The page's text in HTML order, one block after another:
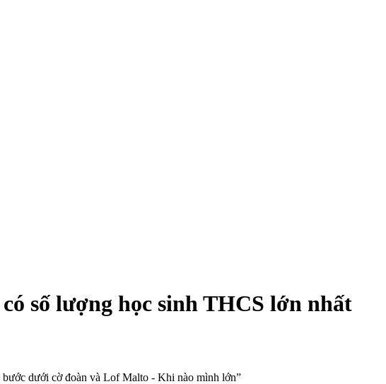
số lượng học sinh THCS lớn nhất
bước dưới cờ đoàn và Lof Malto - Khi nào mình lớn”